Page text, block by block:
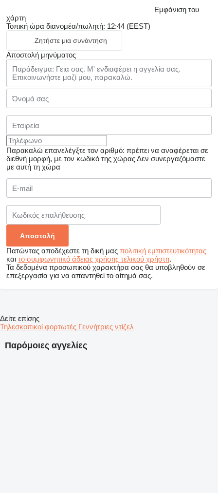
Εμφάνιση του
χάρτη
Τοπική ώρα διανομέα/πωλητή: 12:44 (EEST)
Ζητήστε μια συνάντηση
Αποστολή μηνύματος
Παρακαλώ επανελέγξτε τον αριθμό: πρέπει να αναφέρεται σε
διεθνή μορφή, με τον κωδικό της χώραςΔεν συνεργαζόμαστε
με αυτή τη χώρα
Πατώντας αποδέχεστε τη δική μας πολιτική εμπιστευτικότητας
και το συμφωνητικό άδειας χρήσης τελικού χρήστη.
Τα δεδομένα προσωπικού χαρακτήρα σας θα υποβληθούν σε
επεξεργασία για να απαντηθεί το αίτημά σας.
Παρόμοιες αγγελίες
Δείτε επίσης
Τηλεσκοπικοί φορτωτές Γεννήτριες ντίζελ